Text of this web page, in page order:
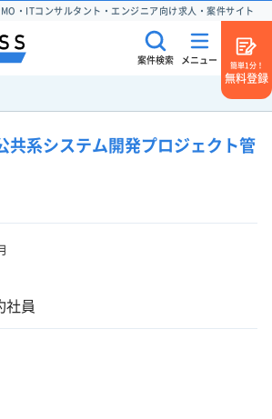
・ITコンサルタント・エンジニア向け求人・案件サイト
案件検索 メニュー
簡単1分！
無料登録
共系システム開発プロジェクト管
社員